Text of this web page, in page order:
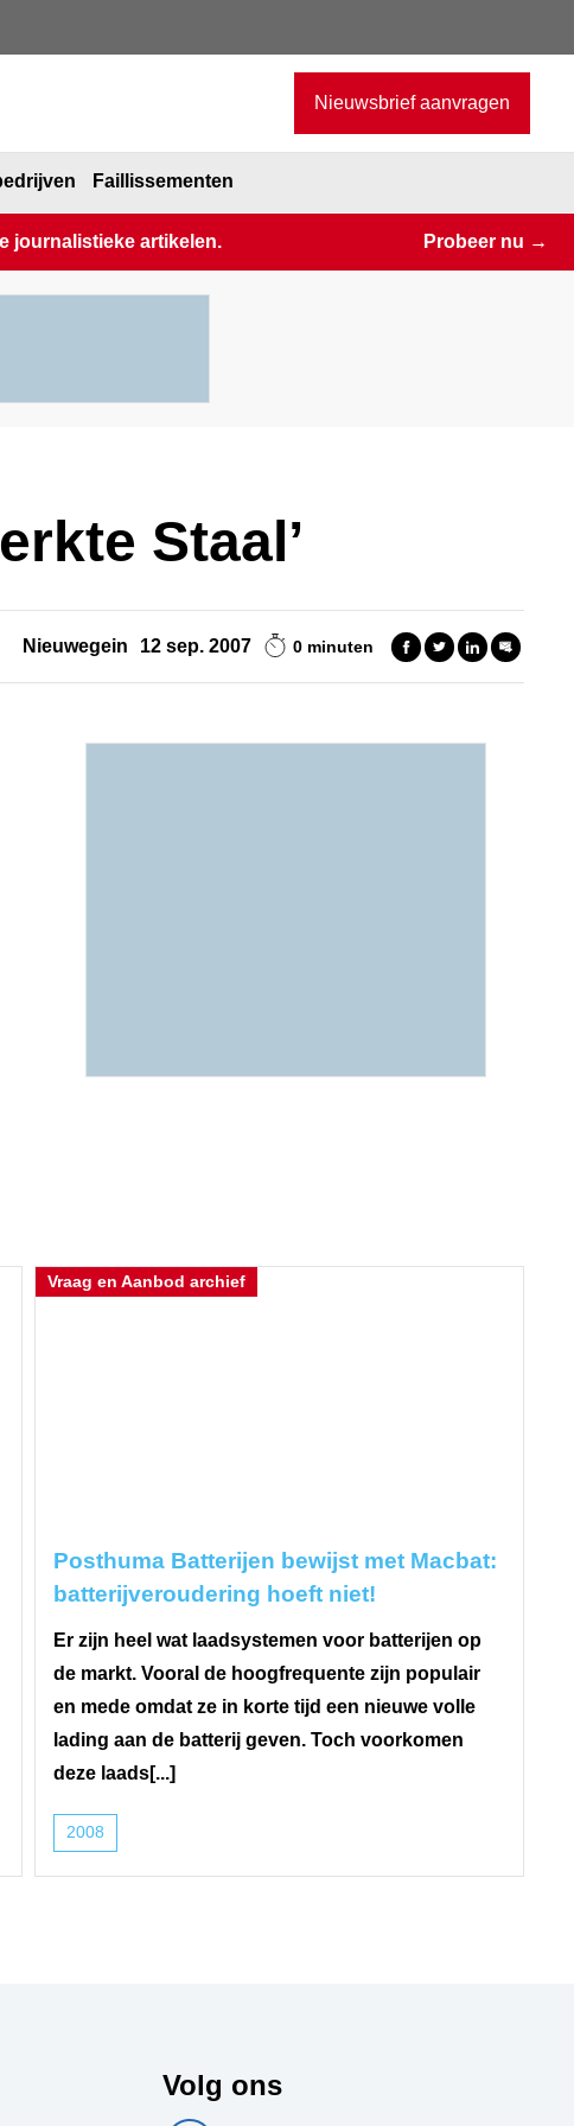
Nieuwsbrief aanvragen
Faillissementen
journalistieke artikelen. Probeer nu →
Staal’
Nieuwegein 12 sep. 2007 0 minuten
Vraag en Aanbod archief
Posthuma Batterijen bewijst met Macbat:
batterijveroudering hoeft niet!
Er zijn heel wat laadsystemen voor batterijen op
de markt. Vooral de hoogfrequente zijn populair
en mede omdat ze in korte tijd een nieuwe volle
lading aan de batterij geven. Toch voorkomen
deze laads[...]
2008
Volg ons